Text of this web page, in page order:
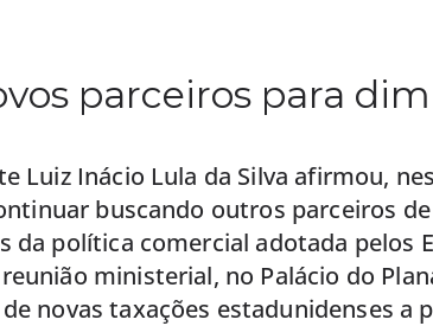
parceiros para
Luiz Inácio Lula da Silva afirmou,
buscando outros parceiros
da política comercial adotada pelos
ministerial, no Palácio do
novas taxações estadunidenses a